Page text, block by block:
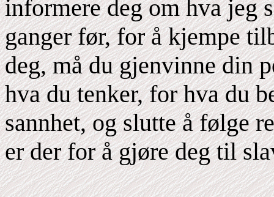
informere deg om hva jeg
ganger før, for å kjempe
deg, må du gjenvinne din
hva du tenker, for hva du
sannhet, og slutte å følge
er der for å gjøre deg til